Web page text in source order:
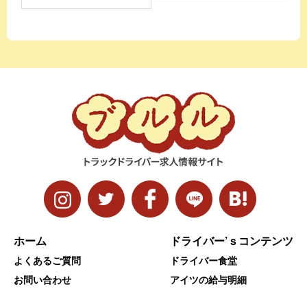
ホーム
よくあるご質問
お問い合わせ
ドライバー’ｓコンテンツ
ドライバー食堂
アイツの給与明細